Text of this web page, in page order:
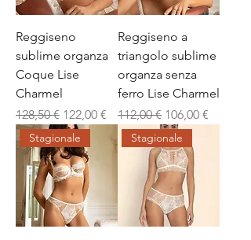
Reggiseno
sublime organza
Coque Lise
Charmel
Prezzo regolare
128,50 € Prezzo scontato
122,00 €
Reggiseno a
triangolo sublime
organza senza
ferro Lise Charmel
Prezzo regolare
112,00 € Prezzo scontato
106,00 €
Stagionale Stagionale